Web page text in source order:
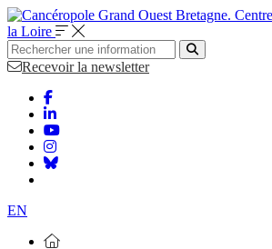
Bretagne.
la Loire
Recevoir la newsletter
EN